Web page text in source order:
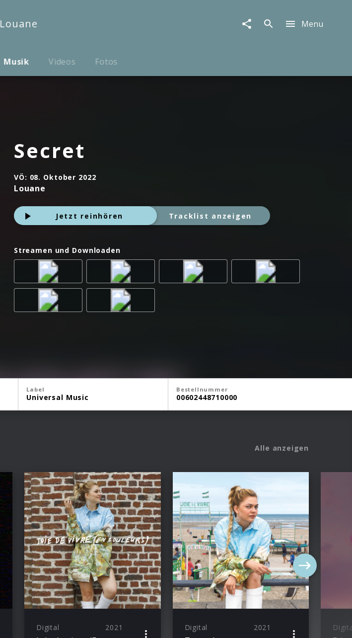
Louane Menu
Musik Videos Fotos
Secret
VÖ: 08. Oktober 2022
Louane
Jetzt reinhören Tracklist anzeigen
Streamen und Downloaden
Label
Universal Music
Bestellnummer
00602448710000
Alle anzeigen
Digital 2021 Digital 2021